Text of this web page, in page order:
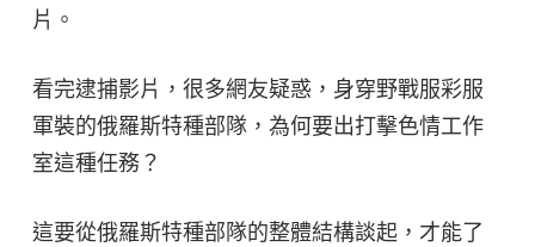
片。
看完逮捕影片，很多網友疑惑，身穿野戰服彩服
軍裝的俄羅斯特種部隊，為何要出打擊色情工作
室這種任務？
這要從俄羅斯特種部隊的整體結構談起，才能了